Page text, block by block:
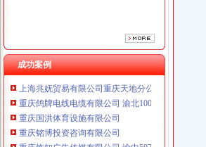
成功案例
重庆鸽牌电线电缆有限公司 渝北10010万 (进出口权)
重庆国洪体育设施有限公司
重庆铭博投资咨询有限公司
重庆饰知广告传媒有限公司 渝中50万 （工商注册）